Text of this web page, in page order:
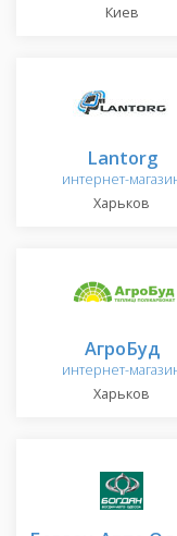
Киев
Lantorg
интернет-
Харьков
АгроБуд
интернет-
Харьков